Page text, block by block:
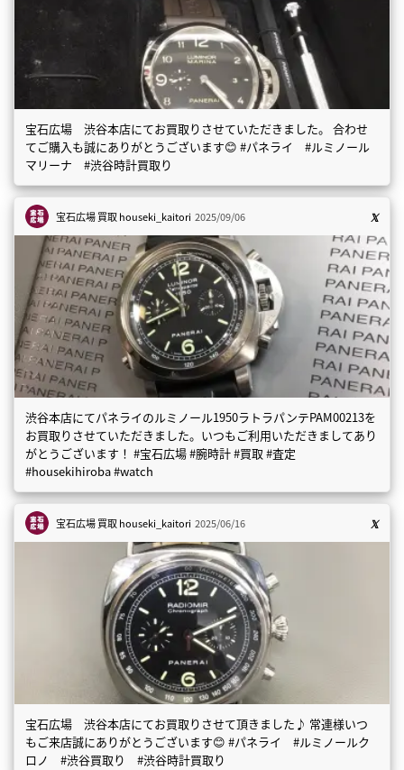
宝石広場 渋谷本店にてお買取りさせていただきました。 合わせ
てご購入も誠にありがとうございます😊 #パネライ #ルミノール
マリーナ #渋谷時計買取り
宝石広場 買取houseki_kaitori 2025/09/06
渋谷本店にてパネライのルミノール1950ラトラパンテPAM00213を
お買取りさせていただきました。いつもご利用いただきましてあり
がとうございます！ #宝石広場 #腕時計 #買取 #査定
#housekihiroba #watch
宝石広場 買取houseki_kaitori 2025/06/16
宝石広場 渋谷本店にてお買取りさせて頂きました♪ 常連様いつ
もご来店誠にありがとうございます😊 #パネライ #ルミノールク
ロノ #渋谷買取り #渋谷時計買取り